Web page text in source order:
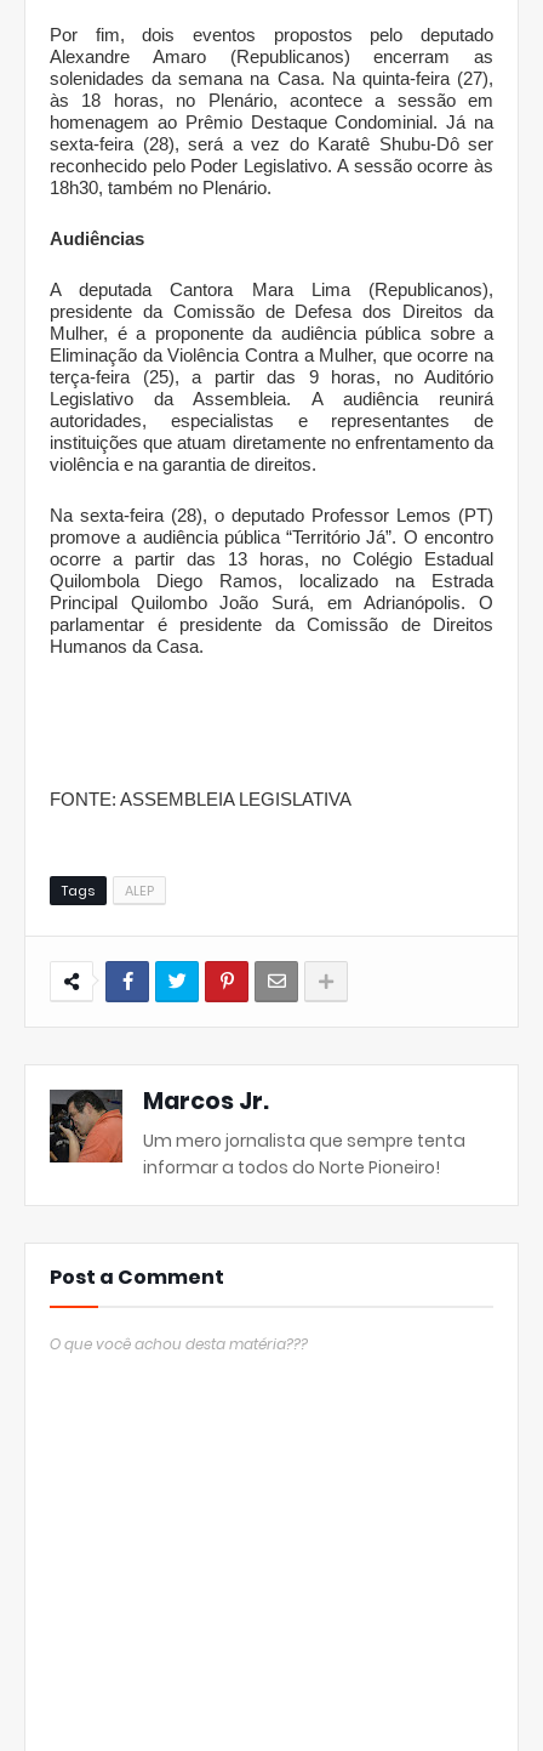
Por fim, dois eventos propostos pelo deputado
Alexandre Amaro (Republicanos) encerram as
solenidades da semana na Casa. Na quinta-feira (27),
às 18 horas, no Plenário, acontece a sessão em
homenagem ao Prêmio Destaque Condominial. Já na
sexta-feira (28), será a vez do Karatê Shubu-Dô ser
reconhecido pelo Poder Legislativo. A sessão ocorre às
18h30, também no Plenário.
Audiências
A deputada Cantora Mara Lima (Republicanos),
presidente da Comissão de Defesa dos Direitos da
Mulher, é a proponente da audiência pública sobre a
Eliminação da Violência Contra a Mulher, que ocorre na
terça-feira (25), a partir das 9 horas, no Auditório
Legislativo da Assembleia. A audiência reunirá
autoridades, especialistas e representantes de
instituições que atuam diretamente no enfrentamento da
violência e na garantia de direitos.
Na sexta-feira (28), o deputado Professor Lemos (PT)
promove a audiência pública “Território Já”. O encontro
ocorre a partir das 13 horas, no Colégio Estadual
Quilombola Diego Ramos, localizado na Estrada
Principal Quilombo João Surá, em Adrianópolis. O
parlamentar é presidente da Comissão de Direitos
Humanos da Casa.
FONTE: ASSEMBLEIA LEGISLATIVA
Tags ALEP
Marcos Jr.
Um mero jornalista que sempre tenta
informar a todos do Norte Pioneiro!
Post a Comment
O que você achou desta matéria???